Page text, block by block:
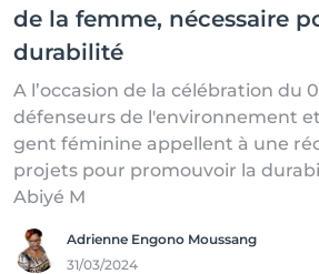
de la femme, nécessaire
durabilité
A l’occasion de la célébration du
défenseurs de l'environnement et
gent féminine appellent à une
projets pour promouvoir la
Abiyé M
Adrienne Engono Moussang
31/03/2024